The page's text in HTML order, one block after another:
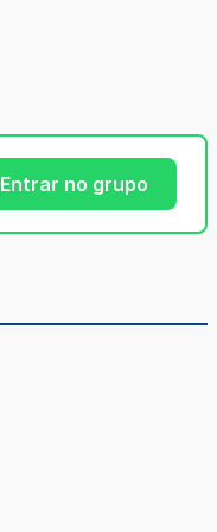
Entrar no grupo